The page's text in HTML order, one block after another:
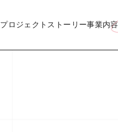
プロジェクトストーリー事業内容